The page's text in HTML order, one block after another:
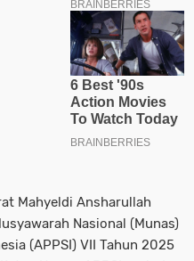
Mahyeldi Ansharullah
Nasional (Munas)
(APPSI) VII Tahun 2025